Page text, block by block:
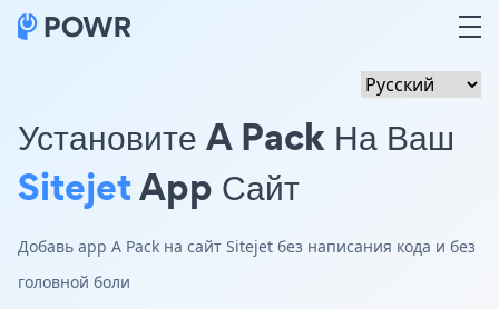
Установите A Pack На Ваш
SitejetApp Сайт
Добавь app A Pack на сайт Sitejet без написания кода и без
головной боли